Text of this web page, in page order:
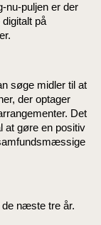
nu-puljen er der
på
søge midler til at
der optager
Det
at gøre en positiv
de næste tre år.